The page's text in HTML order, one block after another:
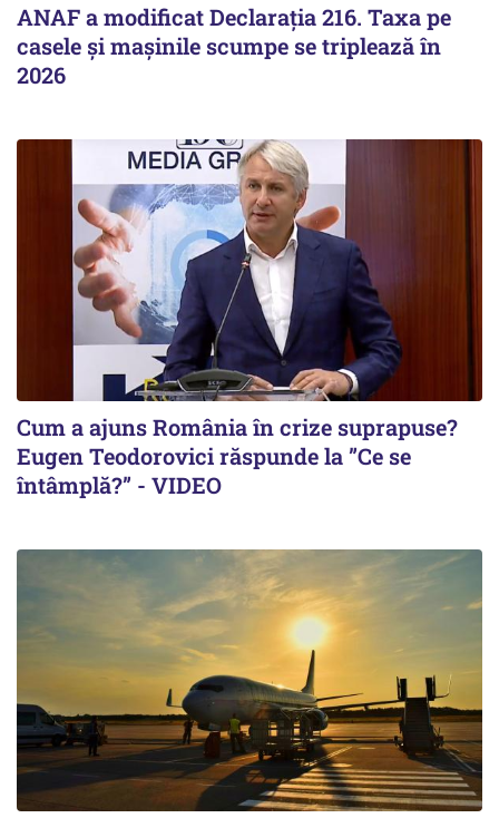
ANAF a modificat Declarația 216. Taxa pe
casele și mașinile scumpe se triplează în
2026
Cum a ajuns România în crize suprapuse?
Eugen Teodorovici răspunde la ”Ce se
întâmplă?” - VIDEO